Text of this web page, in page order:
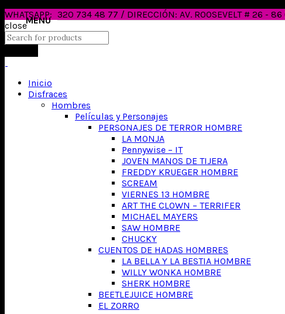
WHATSAPP: 320 734 48 77 / DIRECCIÓN: AV. ROOSEVELT # 26 - 86
close
Inicio
Disfraces
Hombres
Películas y Personajes
PERSONAJES DE TERROR HOMBRE
LA MONJA
Pennywise – IT
JOVEN MANOS DE TIJERA
FREDDY KRUEGER HOMBRE
SCREAM
VIERNES 13 HOMBRE
ART THE CLOWN – TERRIFER
MICHAEL MAYERS
SAW HOMBRE
CHUCKY
CUENTOS DE HADAS HOMBRES
LA BELLA Y LA BESTIA HOMBRE
WILLY WONKA HOMBRE
SHERK HOMBRE
BEETLEJUICE HOMBRE
EL ZORRO